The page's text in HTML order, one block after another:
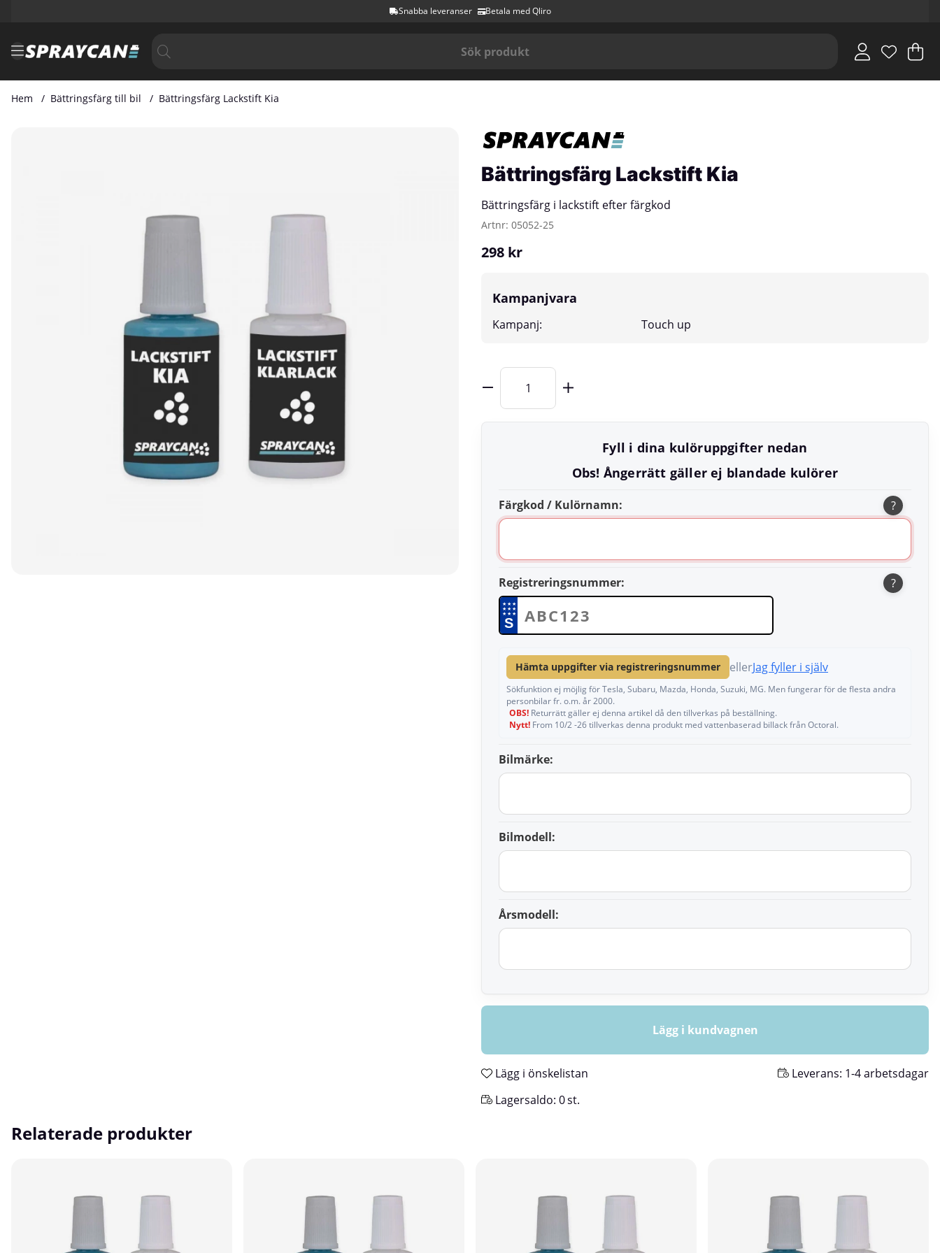
Snabba leveranser Betala med Qliro
.
Hem Bättringsfärg till bil Bättringsfärg Lackstift Kia
Bättringsfärg Lackstift Kia
Bättringsfärg i lackstift efter färgkod
Artnr: 05052-25
298 kr
Kampanjvara
Kampanj: Touch up
Fyll i dina kulöruppgifter nedan
Obs! Ångerrätt gäller ej blandade kulörer
Färgkod / Kulörnamn: ?
Registreringsnummer:
★ ★ ★
★ ★ ★
★ ★ ★
S
?
Hämta uppgifter via registreringsnummer ellerJag fyller i själv
Sökfunktion ej möjlig för Tesla, Subaru, Mazda, Honda, Suzuki, MG. Men fungerar för de flesta andra
personbilar fr. o.m. år 2000.
OBS! Returrätt gäller ej denna artikel då den tillverkas på beställning.
Nytt! From 10/2 -26 tillverkas denna produkt med vattenbaserad billack från Octoral.
Bilmärke:
Bilmodell:
Årsmodell:
Lägg i kundvagnen
Lägg i önskelistan Leverans: 1-4 arbetsdagar
Lagersaldo: 0st.
Relaterade produkter